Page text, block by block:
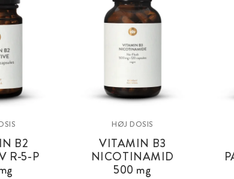
B2
R-5-P
HØJ DOSIS
VITAMIN B3
NICOTINAMID
500 mg